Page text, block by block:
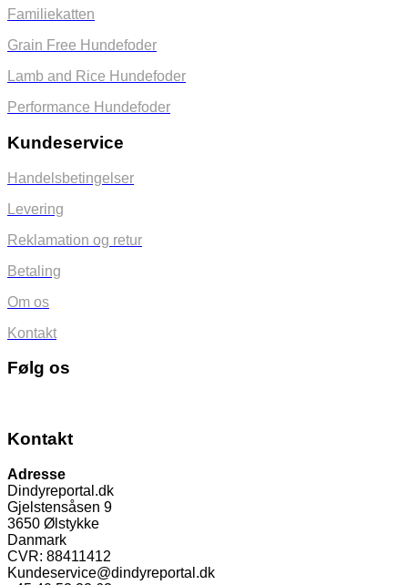
Familiekatten
Grain Free Hundefoder
Lamb and Rice Hundefoder
Performance Hundefoder
Kundeservice
Handelsbetingelser
Levering
Reklamation og retur
Betaling
Om os
Kontakt
Følg os
Kontakt
Adresse
Dindyreportal.dk
Gjelstensåsen 9
3650 Ølstykke
Danmark
CVR: 88411412
Kundeservice@dindyreportal.dk